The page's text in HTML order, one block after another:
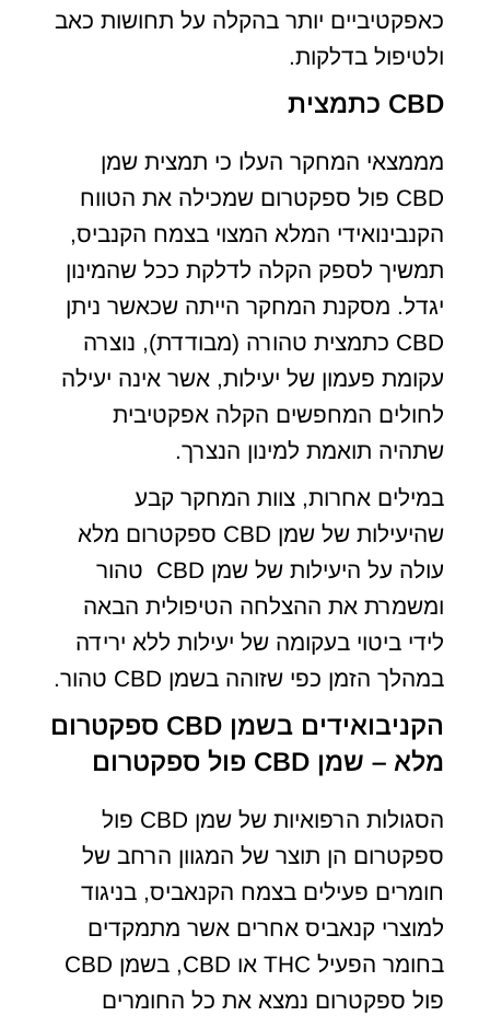
כאפקטיביים יותר בהקלה על תחושות כאב
ולטיפול בדלקות.
CBD כתמצית
מממצאי המחקר העלו כי תמצית שמן
CBD פול ספקטרום שמכילה את הטווח
הקנבינואידי המלא המצוי בצמח הקנביס,
תמשיך לספק הקלה לדלקת ככל שהמינון
יגדל. מסקנת המחקר הייתה שכאשר ניתן
CBD כתמצית טהורה (מבודדת), נוצרה
עקומת פעמון של יעילות, אשר אינה יעילה
לחולים המחפשים הקלה אפקטיבית
שתהיה תואמת למינון הנצרך.
במילים אחרות, צוות המחקר קבע
שהיעילות של שמן CBD ספקטרום מלא
עולה על היעילות של שמן CBD טהור
ומשמרת את ההצלחה הטיפולית הבאה
לידי ביטוי בעקומה של יעילות ללא ירידה
במהלך הזמן כפי שזוהה בשמן CBD טהור.
הקניבואידים בשמן CBD ספקטרום
מלא – שמן CBD פול ספקטרום
הסגולות הרפואיות של שמן CBD פול
ספקטרום הן תוצר של המגוון הרחב של
חומרים פעילים בצמח הקנאביס, בניגוד
למוצרי קנאביס אחרים אשר מתמקדים
בחומר הפעיל THC או CBD, בשמן CBD
פול ספקטרום נמצא את כל החומרים